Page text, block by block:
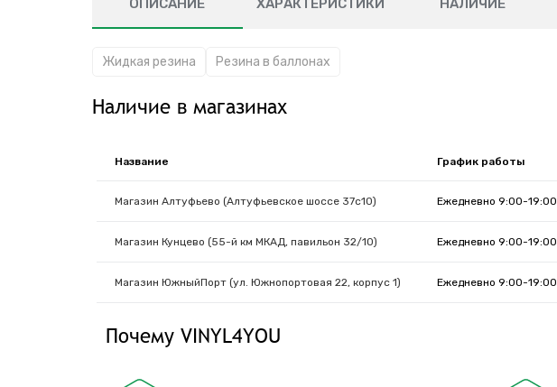
ОПИСАНИЕ ХАРАКТЕРИСТИКИ НАЛИЧИЕ
Жидкая резина Резина в баллонах
Наличие в магазинах
Название График работы
Магазин Алтуфьево (Алтуфьевское шоссе 37с10) Ежедневно 9:00-19:00
Магазин Кунцево (55-й км МКАД, павильон 32/10) Ежедневно 9:00-19:00
Магазин ЮжныйПорт (ул. Южнопортовая 22, корпус 1) Ежедневно 9:00-19:00
Почему VINYL4YOU